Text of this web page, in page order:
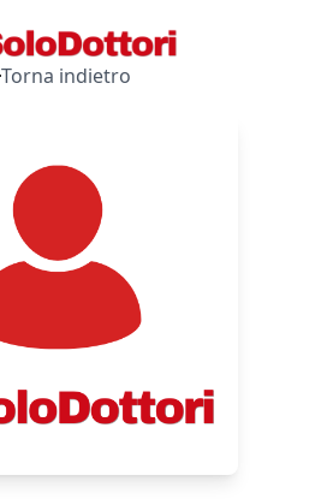
Torna indietro